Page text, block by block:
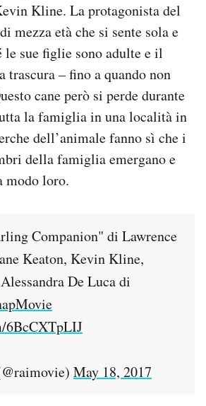
Kline. La protagonista del
mezza età che si sente sola e
le sue figlie sono adulte e il
– fino a quando non
cane però si perde durante
la famiglia in una località in
dell’animale fanno sì che i
della famiglia emergano e
modo loro.
Companion" di Lawrence
Keaton, Kevin Kline,
De Luca di
6BcCXTpLIJ
May 18, 2017